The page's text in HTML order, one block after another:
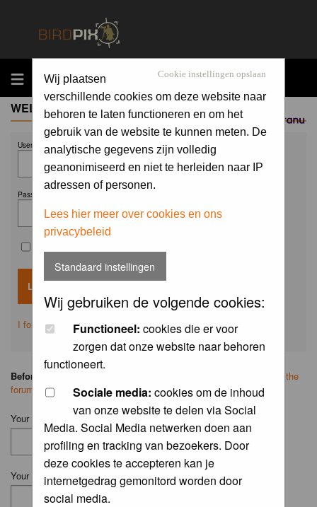
MENU
Sponsored by
Cookie instellingen opslaan
Wij plaatsen
verschillende cookies om deze website naar
behoren te laten functioneren en om het
gebruik van de website te kunnen meten. De
analytische gegevens zijn volledig
geanonimiseerd en niet te herleiden naar IP
adressen of personen.
Lees hier meer over cookies en ons
privacybeleid
Standaard instellingen
Wij gebruiken de volgende cookies:
Functioneel: cookies die er voor
zorgen dat onze website naar behoren
functioneert.
Sociale media: cookies om de inhoud
van onze website te delen via Social
Media. Social Media netwerken doen aan
profiling en tracking van bezoekers. Door
deze cookies te accepteren kan je
internetgedrag gemonitord worden door
social media.
WELCOME GUEST
Username:
Password:
I forgot my password
Before you ask your question:
search on the
forum
first.
Your Name (Fill in your username if you have one):
Your Email: